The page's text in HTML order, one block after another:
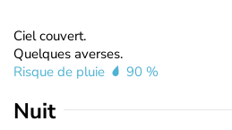
Ciel couvert.
Quelques averses.
Risque de pluie
90 %
Nuit